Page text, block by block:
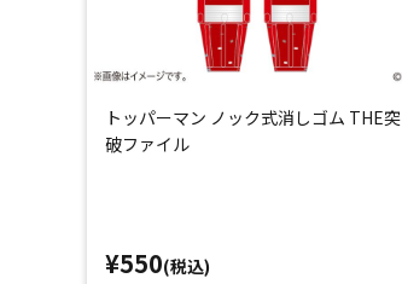
トッパーマン ノック式消しゴム THE突
破ファイル
¥550(税込)